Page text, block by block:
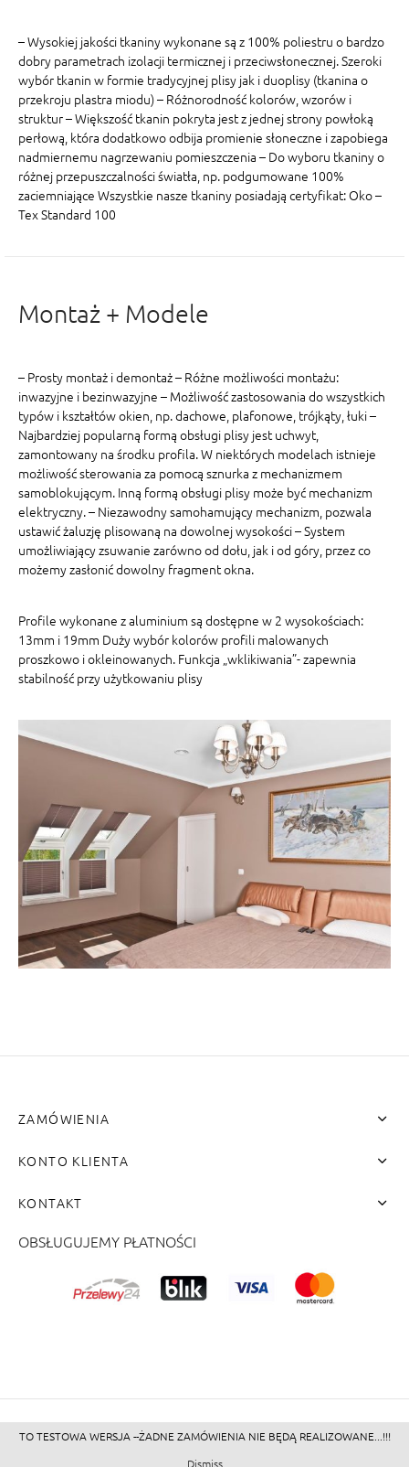
– Wysokiej jakości tkaniny wykonane są z 100% poliestru o bardzo
dobry parametrach izolacji termicznej i przeciwsłonecznej. Szeroki
wybór tkanin w formie tradycyjnej plisy jak i duoplisy (tkanina o
przekroju plastra miodu) – Różnorodność kolorów, wzorów i
struktur – Większość tkanin pokryta jest z jednej strony powłoką
perłową, która dodatkowo odbija promienie słoneczne i zapobiega
nadmiernemu nagrzewaniu pomieszczenia – Do wyboru tkaniny o
różnej przepuszczalności światła, np. podgumowane 100%
zaciemniające Wszystkie nasze tkaniny posiadają certyfikat: Oko –
Tex Standard 100
Montaż + Modele
– Prosty montaż i demontaż – Różne możliwości montażu:
inwazyjne i bezinwazyjne – Możliwość zastosowania do wszystkich
typów i kształtów okien, np. dachowe, plafonowe, trójkąty, łuki –
Najbardziej popularną formą obsługi plisy jest uchwyt,
zamontowany na środku profila. W niektórych modelach istnieje
możliwość sterowania za pomocą sznurka z mechanizmem
samoblokującym. Inną formą obsługi plisy może być mechanizm
elektryczny. – Niezawodny samohamujący mechanizm, pozwala
ustawić żaluzję plisowaną na dowolnej wysokości – System
umożliwiający zsuwanie zarówno od dołu, jak i od góry, przez co
możemy zasłonić dowolny fragment okna.
Profile wykonane z aluminium są dostępne w 2 wysokościach:
13mm i 19mm Duży wybór kolorów profili malowanych
proszkowo i okleinowanych. Funkcja „wklikiwania”- zapewnia
stabilność przy użytkowaniu plisy
ZAMÓWIENIA
KONTO KLIENTA
KONTAKT
OBSŁUGUJEMY PŁATNOŚCI
©2026 - Zacienione.pl<br>
TO TESTOWA WERSJA --ŻADNE ZAMÓWIENIA NIE BĘDĄ REALIZOWANE...!!!
Dismiss